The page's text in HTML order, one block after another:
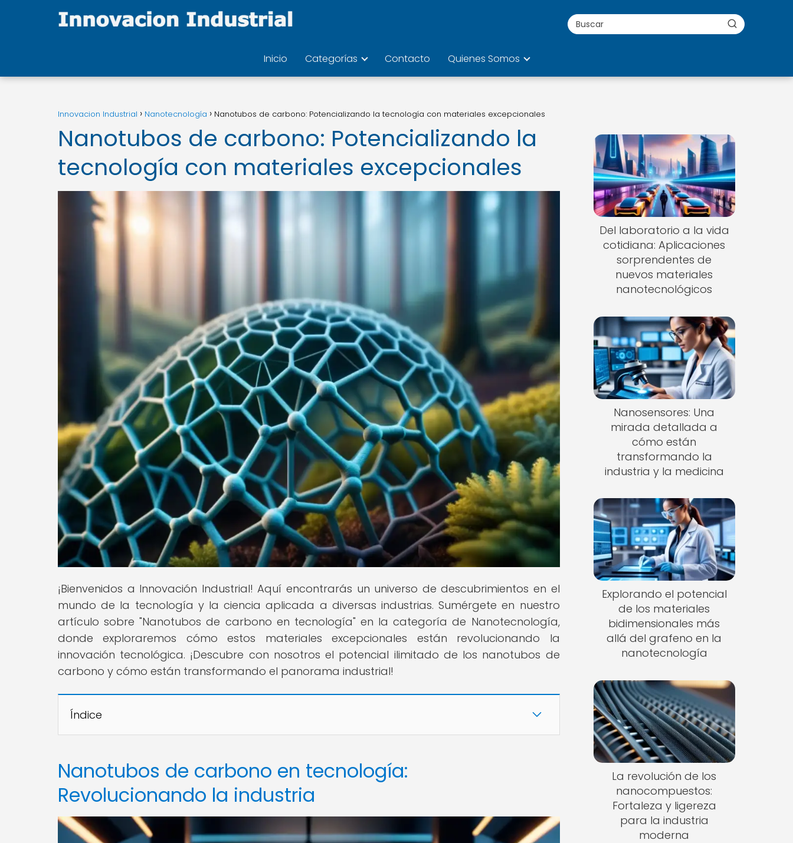
Inicio Categorías Contacto Quienes Somos
Innovacion Industrial Nanotecnología Nanotubos de carbono: Potencializando la tecnología con materiales excepcionales
Nanotubos de carbono: Potencializando la
tecnología con materiales excepcionales
¡Bienvenidos a Innovación Industrial! Aquí encontrarás un universo de descubrimientos en el
mundo de la tecnología y la ciencia aplicada a diversas industrias. Sumérgete en nuestro
artículo sobre "Nanotubos de carbono en tecnología" en la categoría de Nanotecnología,
donde exploraremos cómo estos materiales excepcionales están revolucionando la
innovación tecnológica. ¡Descubre con nosotros el potencial ilimitado de los nanotubos de
carbono y cómo están transformando el panorama industrial!
Índice
Nanotubos de carbono en tecnología:
Revolucionando la industria
Del laboratorio a la vida
cotidiana: Aplicaciones
sorprendentes de
nuevos materiales
nanotecnológicos
Nanosensores: Una
mirada detallada a
cómo están
transformando la
industria y la medicina
Explorando el potencial
de los materiales
bidimensionales más
allá del grafeno en la
nanotecnología
La revolución de los
nanocompuestos:
Fortaleza y ligereza
para la industria
moderna